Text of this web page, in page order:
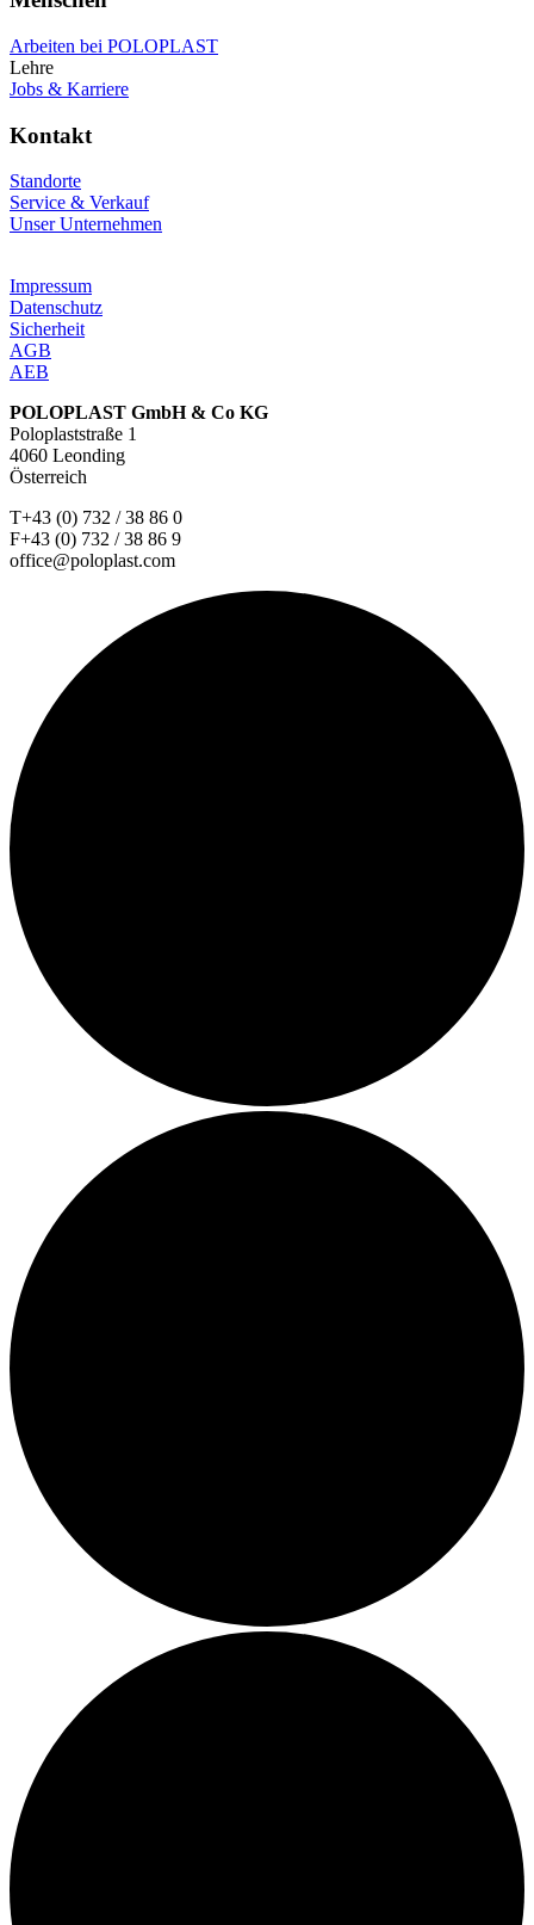
Arbeiten bei POLOPLAST
Lehre
Jobs & Karriere
Kontakt
Standorte
Service & Verkauf
Unser Unternehmen
Impressum
Datenschutz
Sicherheit
AGB
AEB
POLOPLAST GmbH & Co KG
Poloplaststraße 1
4060 Leonding
Österreich
T+43 (0) 732 / 38 86 0
F+43 (0) 732 / 38 86 9
office@poloplast.com